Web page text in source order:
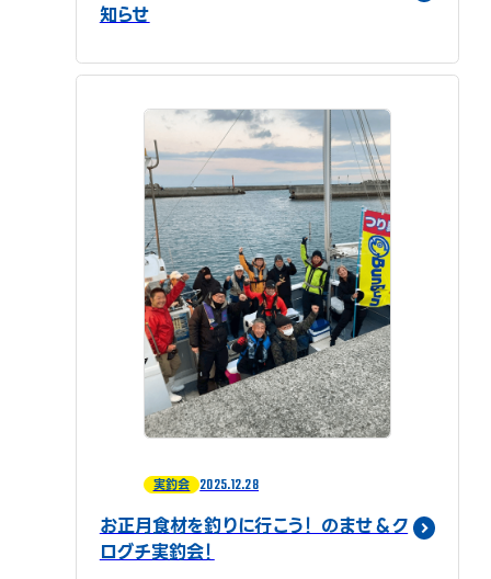
知らせ
実釣会 2025.12.28
お正月食材を釣りに行こう！ のませ＆ク
ログチ実釣会！